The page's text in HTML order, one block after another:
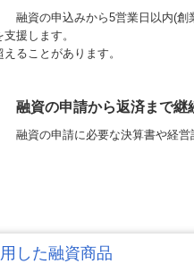
融資の申込みから5営業日以内(
援します。
ることがあります。
融資の申請から返済まで継
融資の申請に必要な決算書や経
した融資商品